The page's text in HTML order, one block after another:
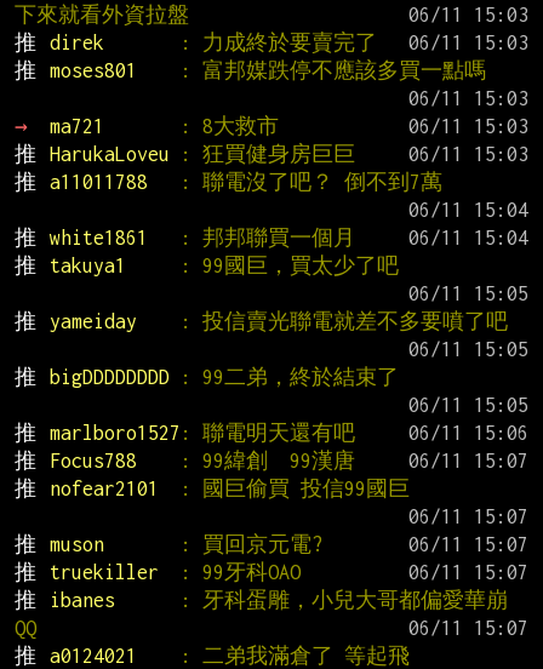
下來就看外資拉盤
推
direk : 力成終於要賣完了
推
moses801
: 富邦媒跌停不應該多買一點嗎
→
ma721 : 8大救市
推
HarukaLoveu : 狂買健身房巨巨
推
a11011788
: 聯電沒了吧？ 倒不到7萬
推
white1861 : 邦邦聯買一個月
推
takuya1
: 99國巨，買太少了吧
推
yameiday
: 投信賣光聯電就差不多要噴了吧
推
bigDDDDDDDD
: 99二弟，終於結束了
推
marlboro1527 : 聯電明天還有吧
推
Focus788 : 99緯創  99漢唐
推
nofear2101
: 國巨偷買 投信99國巨
推
muson : 買回京元電?
推
truekiller : 99牙科OAO
推
ibanes
: 牙科蛋雕，小兒大哥都偏愛華崩
QQ
推
a0124021
: 二弟我滿倉了 等起飛